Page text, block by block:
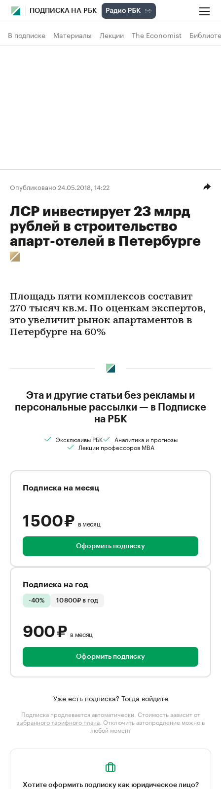
ПОДПИСКА НА РБК
В подписке Материалы Лекции The Economist
Опубликовано 24.05.2018, 14:22
ЛСР инвестирует 23 млрд
рублей в строительство
апарт-отелей в Петербурге
Площадь пяти комплексов составит
270 тысяч кв.м. По оценкам экспертов,
это увеличит рынок апартаментов в
Петербурге на 60%
Эта и другие статьи без рекламы и
персональные рассылки — в Подписке
на РБК
Эксклюзивы РБК
Аналитика и прогнозы
Лекции профессоров MBA
Подписка на месяц
1 500 ₽ в месяц
Оформить подписку
Подписка на год
-40% 10 800₽ в год
900 ₽ в месяц
Оформить подписку
Уже есть подписка? Тогда войдите
Подписка продлевается автоматически. Стоимость зависит от
выбранного тарифного плана . Отключить автопродление можно в
любой момент
Хотите оформить подписку как юридическое лицо?